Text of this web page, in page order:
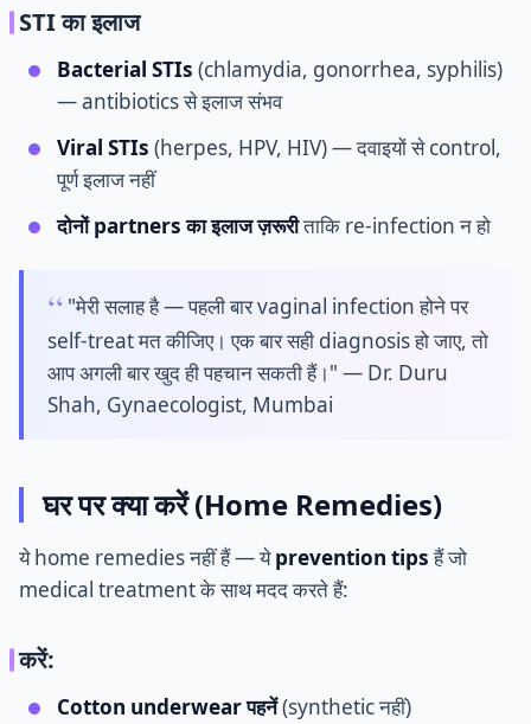
STI का इलाज
Bacterial STIs (chlamydia, gonorrhea, syphilis)
— antibiotics से इलाज संभव
Viral STIs (herpes, HPV, HIV) — दवाइयों से control,
पूर्ण इलाज नहीं
दोनों partners का इलाज ज़रूरीताकि re-infection न हो
"मेरी सलाह है — पहली बार vaginal infection होने पर
self-treat मत कीजिए। एक बार सही diagnosis हो जाए, तो
आप अगली बार खुद ही पहचान सकती हैं।" — Dr. Duru
Shah, Gynaecologist, Mumbai
घर पर क्या करें (Home Remedies)
ये home remedies नहीं हैं — येprevention tipsहैं जो
medical treatment के साथ मदद करते हैं:
करें:
Cotton underwear पहनें(synthetic नहीं)